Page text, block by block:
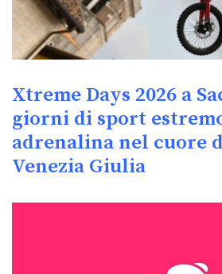
Xtreme Days 2026 a
giorni di sport
adrenalina nel cuore
Venezia Giulia